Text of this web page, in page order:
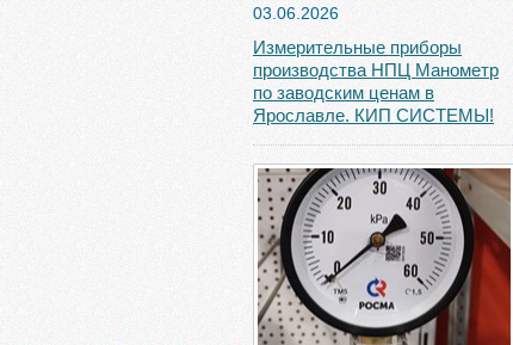
03.06.2026
Измерительные приборы
производства НПЦ Манометр
по заводским ценам в
Ярославле. КИП СИСТЕМЫ!